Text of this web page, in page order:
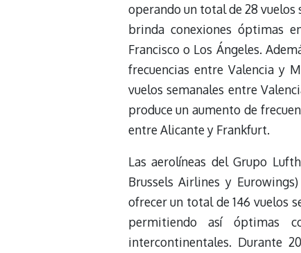
operando un total de 28 vuelos
brinda conexiones óptimas
Francisco o Los Ángeles.
frecuencias entre Valencia y
vuelos semanales entre
produce un aumento de
entre Alicante y Frankfurt.
Las aerolíneas del Grupo
Brussels Airlines y
ofrecer un total de 146 vuelos
permitiendo así óptimas
intercontinentales. Durante